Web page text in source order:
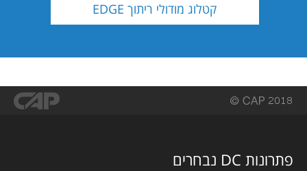
קטלוג מודולי ריתוך EDGE
פתרונות DC נבחרים